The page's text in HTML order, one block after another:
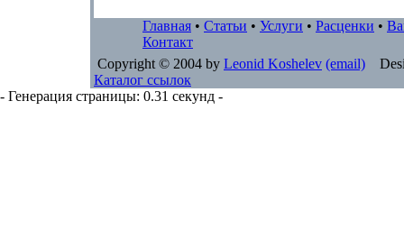
Главная • Статьи • Услуги • Расценки •
Контакт
Copyright © 2004 by Leonid Koshelev (email)
Каталог ссылок
- Генерация страницы: 0.31 секунд -